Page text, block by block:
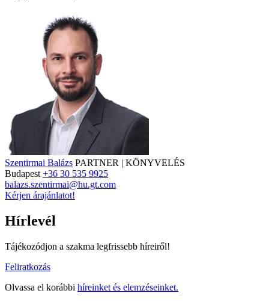
Szentirmai Balázs PARTNER | KÖNYVELÉS
Budapest +36 30 535 9925
balazs.szentirmai@hu.gt.com
Kérjen árajánlatot!
Hírlevél
Tájékozódjon a szakma legfrissebb híreiről!
Feliratkozás
Olvassa el korábbi híreinket és elemzéseinket.